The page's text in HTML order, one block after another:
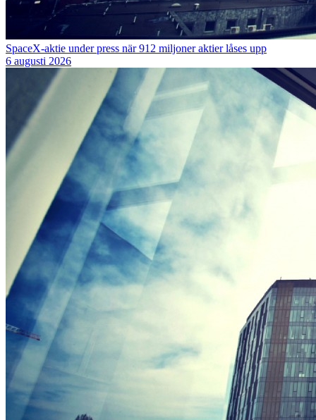
SpaceX-aktie under press när 912 miljoner aktier låses upp
6 augusti 2026